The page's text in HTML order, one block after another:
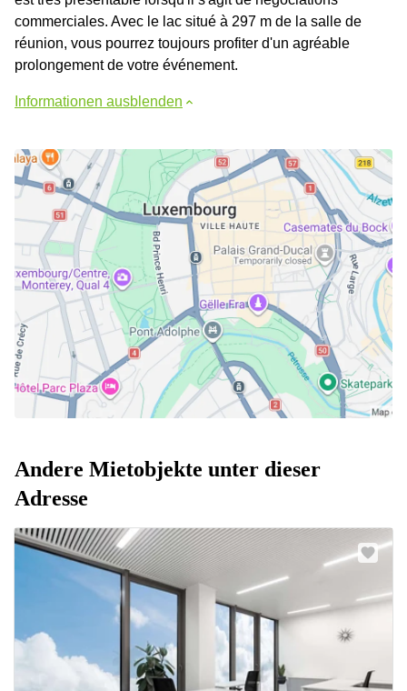
commerciales. Avec le lac situé à 297 m de la salle de
réunion, vous pourrez toujours profiter d'un agréable
prolongement de votre événement.
Informationen ausblenden
Andere Mietobjekte unter dieser
Adresse